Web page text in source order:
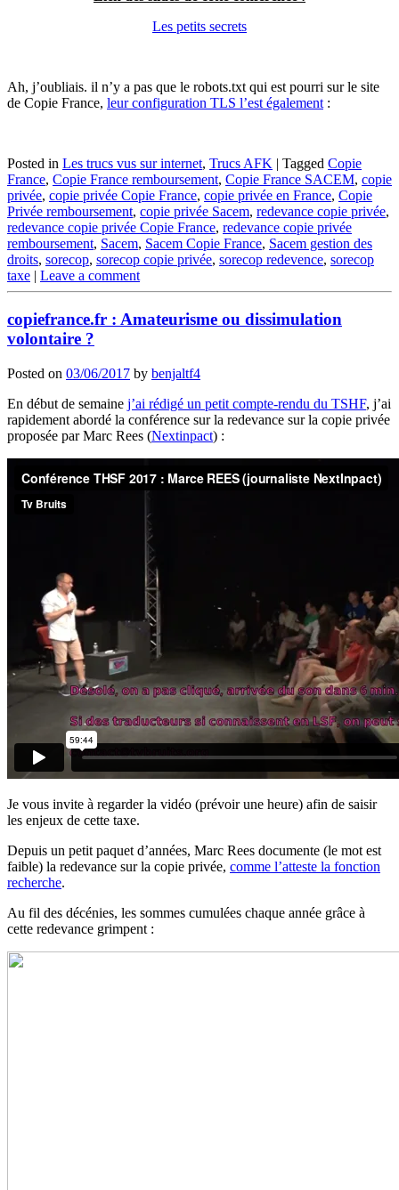
Les petits secrets
Ah, j’oubliais. il n’y a pas que le robots.txt qui est pourri sur le site
de Copie France, leur configuration TLS l’est également :
Posted in Les trucs vus sur internet, Trucs AFK | Tagged Copie
France, Copie France remboursement, Copie France SACEM, copie
privée, copie privée Copie France, copie privée en France, Copie
Privée remboursement, copie privée Sacem, redevance copie privée,
redevance copie privée Copie France, redevance copie privée
remboursement, Sacem, Sacem Copie France, Sacem gestion des
droits, sorecop, sorecop copie privée, sorecop redevence, sorecop
taxe | Leave a comment
copiefrance.fr : Amateurisme ou dissimulation
volontaire ?
Posted on 03/06/2017 by benjaltf4
En début de semaine j’ai rédigé un petit compte-rendu du TSHF, j’ai
rapidement abordé la conférence sur la redevance sur la copie privée
proposée par Marc Rees (Nextinpact) :
Je vous invite à regarder la vidéo (prévoir une heure) afin de saisir
les enjeux de cette taxe.
Depuis un petit paquet d’années, Marc Rees documente (le mot est
faible) la redevance sur la copie privée, comme l’atteste la fonction
recherche.
Au fil des décénies, les sommes cumulées chaque année grâce à
cette redevance grimpent :